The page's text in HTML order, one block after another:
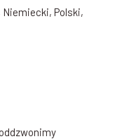
Polski,